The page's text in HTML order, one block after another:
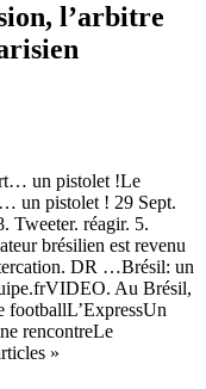
l’arbitre
un pistolet !Le
un pistolet ! 29 Sept.
Tweeter. réagir. 5.
brésilien est revenu
DR …Brésil: un
Au Brésil,
footballL’ExpressUn
rencontreLe
»